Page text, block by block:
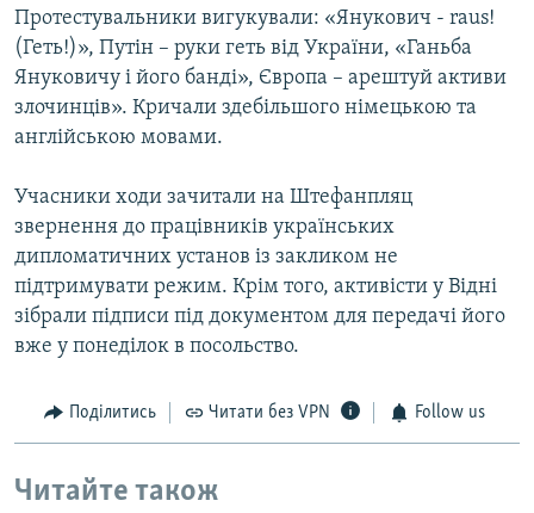
Протестувальники вигукували: «Янукович - raus!
(Геть!)», Путін – руки геть від України, «Ганьба
Януковичу і його банді», Європа – арештуй активи
злочинців». Кричали здебільшого німецькою та
англійською мовами.
Учасники ходи зачитали на Штефанпляц
звернення до працівників українських
дипломатичних установ із закликом не
підтримувати режим. Крім того, активісти у Відні
зібрали підписи під документом для передачі його
вже у понеділок в посольство.
Поділитись Читати без VPN Follow us
Читайте також